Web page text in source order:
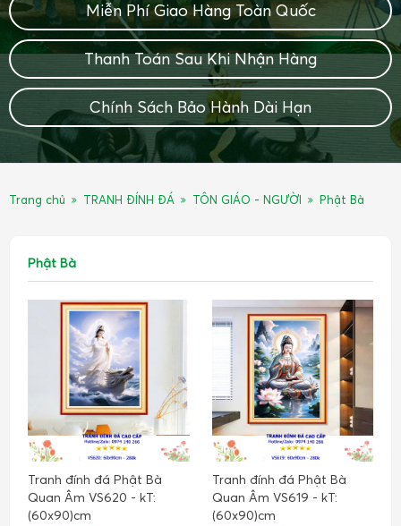
Miễn Phí Giao Hàng Toàn Quốc
Thanh Toán Sau Khi Nhận Hàng
Chính Sách Bảo Hành Dài Hạn
Trang chủ TRANH ĐÍNH ĐÁ TÔN GIÁO - NGƯỜI Phật Bà
Phật Bà
Tranh đính đá Phật Bà
Quan Âm VS620 - kT:
(60x90)cm
Tranh đính đá Phật Bà
Quan Âm VS619 - kT:
(60x90)cm